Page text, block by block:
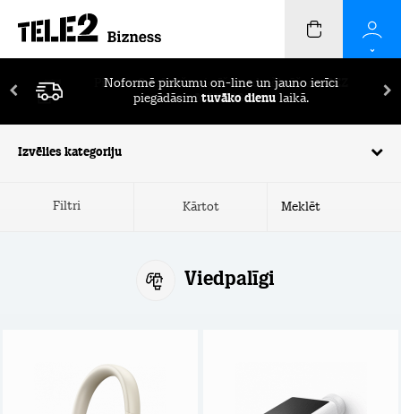
Pirmos 2 mēnešus ierīču apdrošināšanaBEZ
MAKSAS!
Izvēlies kategoriju
Filtri Kārtot
Viedpalīgi